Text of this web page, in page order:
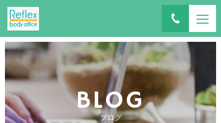
BLOG
ブログ